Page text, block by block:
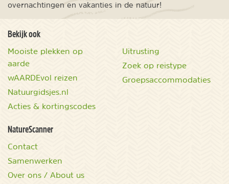
overnachtingen en vakanties in de natuur!
Bekijk ook
Mooiste plekken op
aarde
wAARDEvol reizen
Natuurgidsjes.nl
Acties & kortingscodes
Uitrusting
Zoek op reistype
Groepsaccommodaties
NatureScanner
Contact
Samenwerken
Over ons / About us